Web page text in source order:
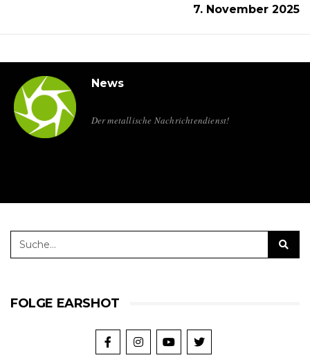
7. November 2025
News
Der metallische Nachrichtendienst!
FOLGE EARSHOT